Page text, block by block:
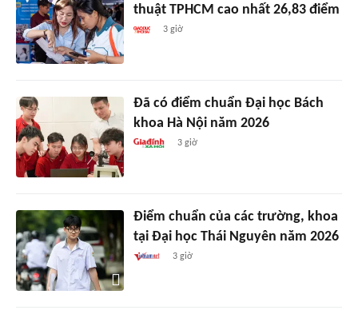
thuật TPHCM cao nhất 26,83 điểm
3 giờ
Đã có điểm chuẩn Đại học Bách
khoa Hà Nội năm 2026
3 giờ
Điểm chuẩn của các trường, khoa
tại Đại học Thái Nguyên năm 2026
3 giờ